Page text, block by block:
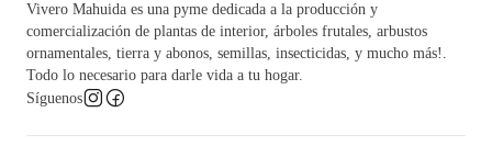
Vivero Mahuida es una pyme dedicada a la producción y
comercialización de plantas de interior, árboles frutales, arbustos
ornamentales, tierra y abonos, semillas, insecticidas, y mucho más!.
Todo lo necesario para darle vida a tu hogar.
Síguenos